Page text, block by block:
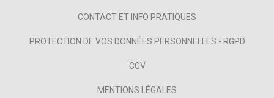
CONTACT ET INFO PRATIQUES
PROTECTION DE VOS DONNÉES PERSONNELLES - RGPD
CGV
MENTIONS LÉGALES